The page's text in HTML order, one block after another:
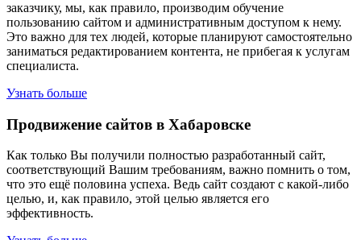
заказчику, мы, как правило, производим обучение
пользованию сайтом и административным доступом к нему.
Это важно для тех людей, которые планируют самостоятельно
заниматься редактированием контента, не прибегая к услугам
специалиста.
Узнать больше
Продвижение сайтов в Хабаровске
Как только Вы получили полностью разработанный сайт,
соответствующий Вашим требованиям, важно помнить о том,
что это ещё половина успеха. Ведь сайт создают с какой-либо
целью, и, как правило, этой целью является его
эффективность.